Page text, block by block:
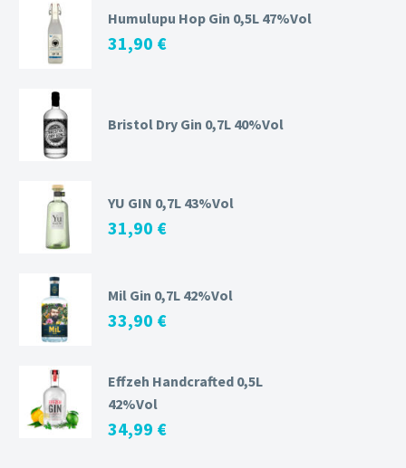
Humulupu Hop Gin 0,5L 47%Vol
31,90 €
Bristol Dry Gin 0,7L 40%Vol
YU GIN 0,7L 43%Vol
31,90 €
Mil Gin 0,7L 42%Vol
33,90 €
Effzeh Handcrafted 0,5L
42%Vol
34,99 €